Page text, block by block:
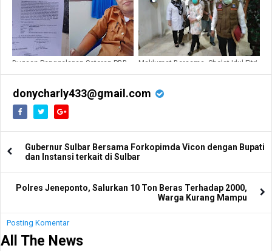
Dugaan Penggelapan Setoran PBB,
Maklumat Bersama, Sholat Idul Fitri
donycharly433@gmail.com
Gubernur Sulbar Bersama Forkopimda Vicon dengan Bupati
dan Instansi terkait di Sulbar
Polres Jeneponto, Salurkan 10 Ton Beras Terhadap 2000,
Warga Kurang Mampu
Posting Komentar
All The News